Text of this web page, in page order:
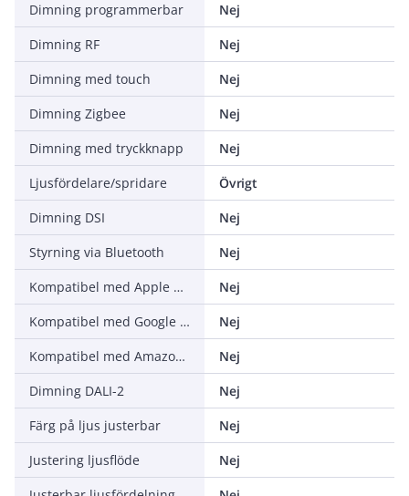
Dimning programmerbar
Nej
Dimning RF
Nej
Dimning med touch
Nej
Dimning Zigbee
Nej
Dimning med tryckknapp
Nej
Ljusfördelare/spridare
Övrigt
Dimning DSI
Nej
Styrning via Bluetooth
Nej
Kompatibel med Apple HomeKit
Nej
Kompatibel med Google Assistant
Nej
Kompatibel med Amazon Alexa
Nej
Dimning DALI-2
Nej
Färg på ljus justerbar
Nej
Justering ljusflöde
Nej